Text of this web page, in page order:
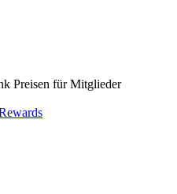
Preisen für Mitglieder